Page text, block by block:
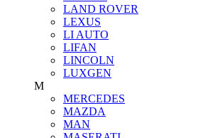
LAND ROVER
LEXUS
LI AUTO
LIFAN
LINCOLN
LUXGEN
M
MERCEDES
MAZDA
MAN